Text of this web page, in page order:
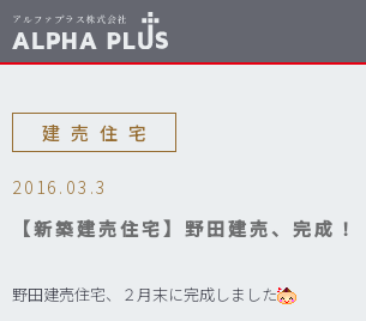
建売住宅
2016.03.3
【新築建売住宅】野田建売、完成！
野田建売住宅、２月末に完成しました